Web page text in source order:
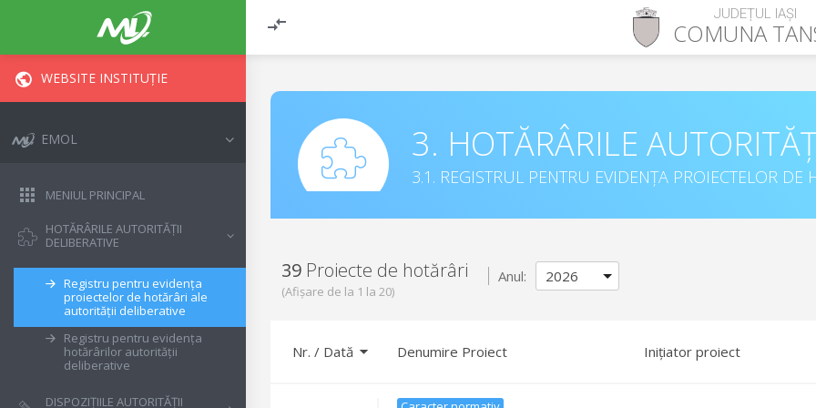
JUDEȚUL IAȘI
COMUNA
WEBSITE INSTITUȚIE
EMOL
MENIUL PRINCIPAL
HOTĂRÂRILE AUTORITĂȚII
DELIBERATIVE
Registru pentru evidența
proiectelor de hotărâri ale
autorității deliberative
Registru pentru evidența
hotărârilor autorității
deliberative
DISPOZIȚIILE AUTORITĂȚII
3. HOTĂRÂRILE
3.1. REGISTRUL PENTRU EVIDENȚA PROIECTELOR DE
39 Proiecte de hotărâri
(Afișare de la 1 la 20)
Anul:
Nr. / Dată Denumire Proiect Inițiator proiect